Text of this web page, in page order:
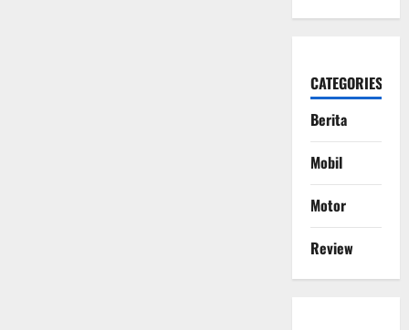
CATEGORIES
Berita
Mobil
Motor
Review